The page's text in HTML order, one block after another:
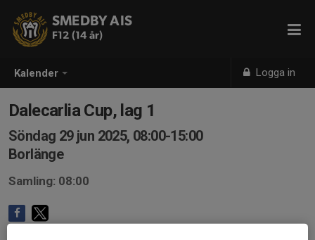
Kalender Logga in
SMEDBY AIS
F12 (14 år)
Dalecarlia Cup, lag 1
Söndag 29 jun 2025, 08:00-15:00
Borlänge
Samling: 08:00